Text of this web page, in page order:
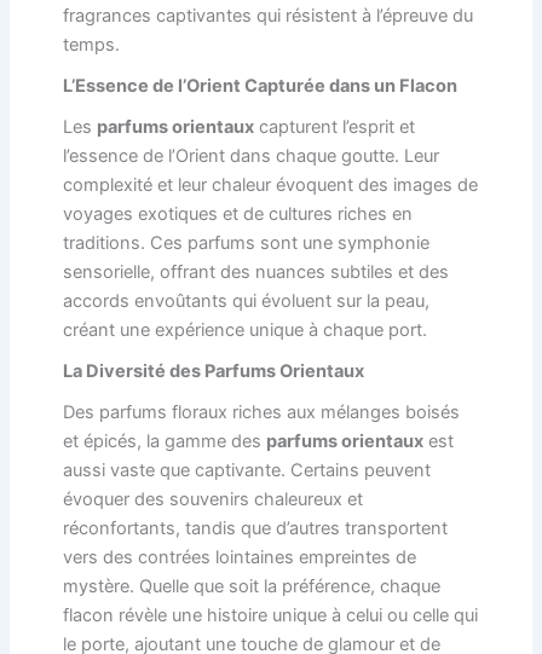
fragrances captivantes qui résistent à l’épreuve du
temps.
L’Essence de l’Orient Capturée dans un Flacon
Les parfums orientauxcapturent l’esprit et
l’essence de l’Orient dans chaque goutte. Leur
complexité et leur chaleur évoquent des images de
voyages exotiques et de cultures riches en
traditions. Ces parfums sont une symphonie
sensorielle, offrant des nuances subtiles et des
accords envoûtants qui évoluent sur la peau,
créant une expérience unique à chaque port.
La Diversité des Parfums Orientaux
Des parfums floraux riches aux mélanges boisés
et épicés, la gamme des parfums orientauxest
aussi vaste que captivante. Certains peuvent
évoquer des souvenirs chaleureux et
réconfortants, tandis que d’autres transportent
vers des contrées lointaines empreintes de
mystère. Quelle que soit la préférence, chaque
flacon révèle une histoire unique à celui ou celle qui
le porte, ajoutant une touche de glamour et de